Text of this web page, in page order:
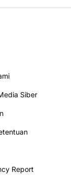
Siber
Report